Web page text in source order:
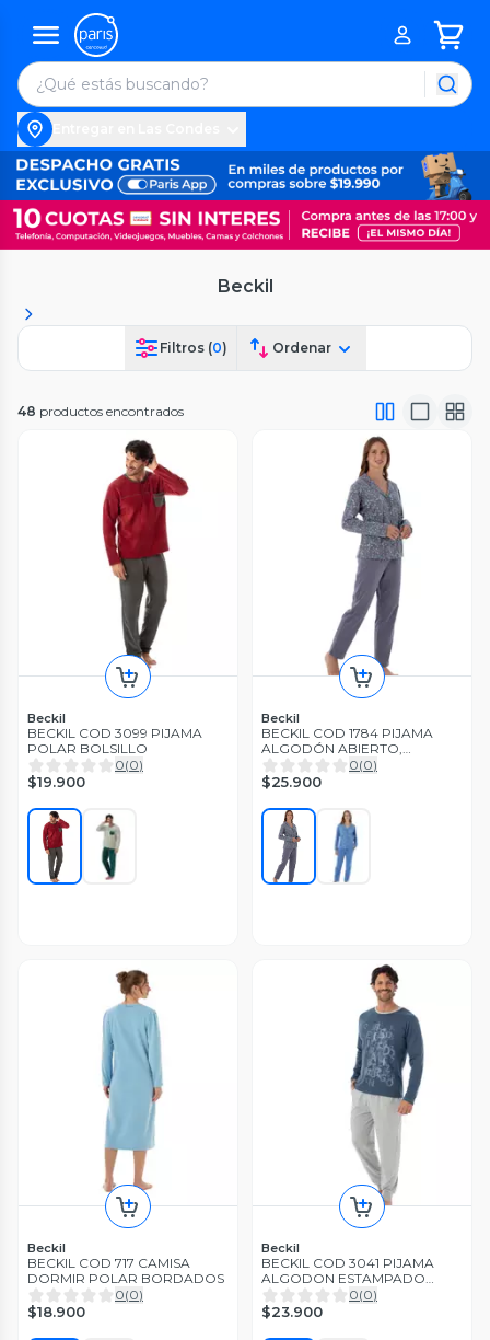
Beckil
Filtros (0) Ordenar
48 productos encontrados
Beckil
BECKIL COD 3099 PIJAMA
POLAR BOLSILLO
0(0)
$19.900
Beckil
BECKIL COD 1784 PIJAMA
ALGODÓN ABIERTO,
ESTAMPADO CHAQUETA
0(0)
$25.900
Beckil
BECKIL COD 717 CAMISA
DORMIR POLAR BORDADOS
0(0)
$18.900
Beckil
BECKIL COD 3041 PIJAMA
ALGODON ESTAMPADO
POLERA LETRAS, MANGA
LARGA
0(0)
$23.900